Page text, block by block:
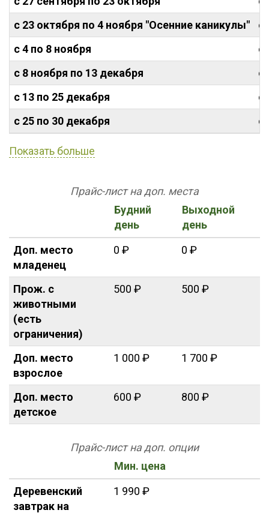
с 23 октября по 4 ноября "Осенние каникулы"
с 4 по 8 ноября
с 8 ноября по 13 декабря
с 13 по 25 декабря
с 25 по 30 декабря
Показать больше
Прайс-лист на доп. места
Будний
день
Выходной
день
Доп. место
младенец
0 ₽ 0 ₽
Прож. с
животными
(есть
ограничения)
500 ₽ 500 ₽
Доп. место
взрослое
1 000 ₽ 1 700 ₽
Доп. место
детское
600 ₽ 800 ₽
Прайс-лист на доп. опции
Мин. цена
Деревенский
завтрак на
1 990 ₽